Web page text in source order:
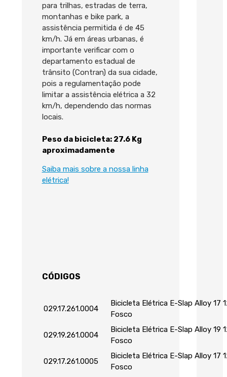
para trilhas, estradas de terra,
montanhas e bike park, a
assistência permitida é de 45
km/h. Já em áreas urbanas, é
importante verificar com o
departamento estadual de
trânsito (Contran) da sua cidade,
pois a regulamentação pode
limitar a assistência elétrica a 32
km/h, dependendo das normas
locais.
Peso da bicicleta: 27.6 Kg
aproximadamente
Saiba mais sobre a nossa linha
elétrica!
CÓDIGOS
029.17.261.0004
Bicicleta Elétrica E-Slap Alloy 17
Fosco
029.19.261.0004
Bicicleta Elétrica E-Slap Alloy 19
Fosco
029.17.261.0005
Bicicleta Elétrica E-Slap Alloy 17
Fosco